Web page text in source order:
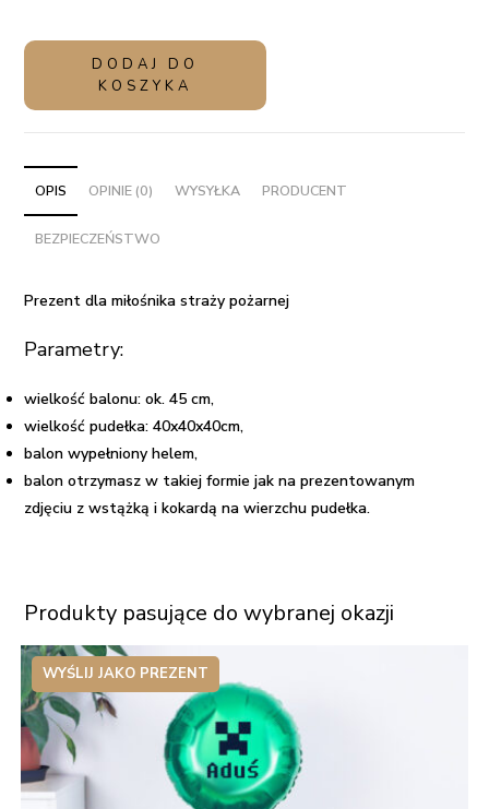
ilość
dla
straży
pożarnej
-
balon
helem
pudełku
DODAJ DO
KOSZYKA
OPIS OPINIE (0) WYSYŁKA PRODUCENT
BEZPIECZEŃSTWO
Prezent dla miłośnika straży pożarnej
Parametry:
wielkość balonu: ok. 45 cm,
wielkość pudełka: 40x40x40cm,
balon wypełniony helem,
balon otrzymasz w takiej formie jak na prezentowanym
zdjęciu z wstążką i kokardą na wierzchu pudełka.
Produkty pasujące do wybranej okazji
WYŚLIJ JAKO PREZENT